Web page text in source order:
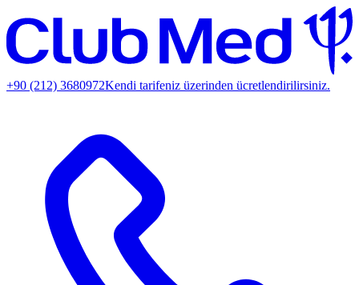
+90 (212) 3680972Kendi tarifeniz üzerinden ücretlendirilirsiniz.